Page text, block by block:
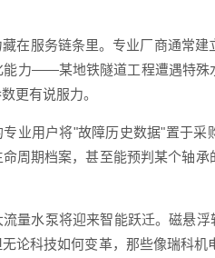
在服务链条里。专业厂商通常
能力——某地铁隧道工程遭遇特
更有说服力。
业用户将"故障历史数据"置于
周期档案，甚至能预判某个轴
量水泵将迎来智能跃迁。磁悬
论科技如何变革，那些像瑞科